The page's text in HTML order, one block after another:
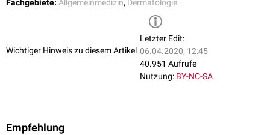
Fachgebiete: Allgemeinmedizin, Dermatologie
Wichtiger Hinweis zu diesem Artikel
Letzter Edit:
06.04.2020, 12:45
40.951 Aufrufe
Nutzung: BY-NC-SA
Empfehlung